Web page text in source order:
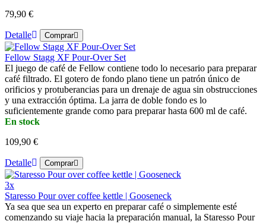
79,90 €
Detalle Comprar
Fellow Stagg XF Pour-Over Set
El juego de café de Fellow contiene todo lo necesario para preparar
café filtrado. El gotero de fondo plano tiene un patrón único de
orificios y protuberancias para un drenaje de agua sin obstrucciones
y una extracción óptima. La jarra de doble fondo es lo
suficientemente grande como para preparar hasta 600 ml de café.
En stock
109,90 €
Detalle Comprar
3x
Staresso Pour over coffee kettle | Gooseneck
Ya sea que sea un experto en preparar café o simplemente esté
comenzando su viaje hacia la preparación manual, la Staresso Pour